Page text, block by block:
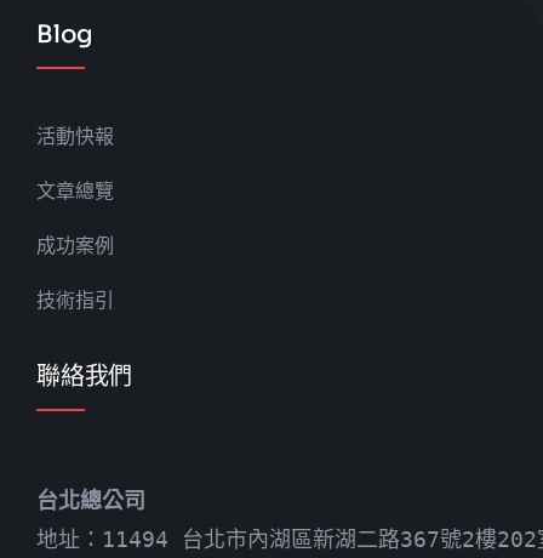
Blog
活動快報
文章總覽
成功案例
技術指引
聯絡我們
台北總公司
地址：11494 台北市內湖區新湖二路367號2樓202